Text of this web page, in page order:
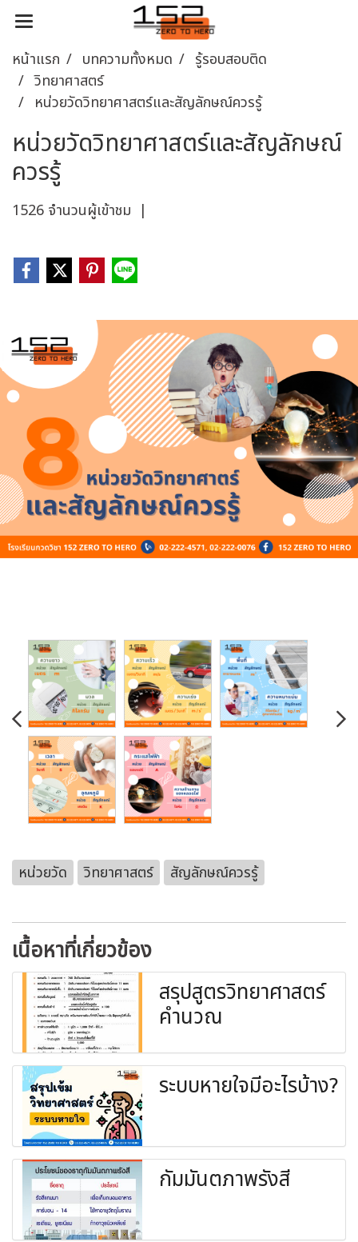
หน้าแรก บทความทั้งหมด
รู้รอบสอบติด
วิทยาศาสตร์
หน่วยวัดวิทยาศาสตร์และสัญลักษณ์ควรรู้
หน่วยวัดวิทยาศาสตร์และสัญลักษณ์
ควรรู้
1526 จำนวนผู้เข้าชม |
หน่วยวัด วิทยาศาสตร์ สัญลักษณ์ควรรู้
เนื้อหาที่เกี่ยวข้อง
สรุปสูตรวิทยาศาสตร์
คำนวณ
ระบบหายใจมีอะไรบ้าง?
กัมมันตภาพรังสี